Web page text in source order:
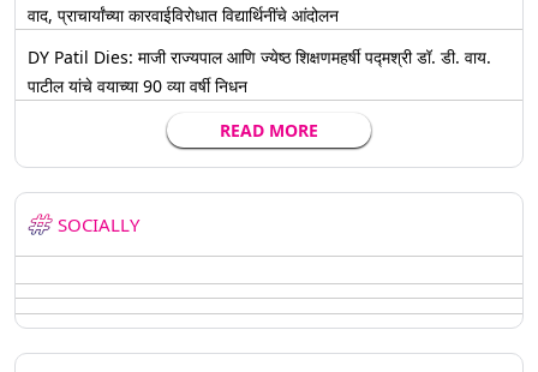
वाद, प्राचार्यांच्या कारवाईविरोधात विद्यार्थिनींचे आंदोलन
DY Patil Dies: माजी राज्यपाल आणि ज्येष्ठ शिक्षणमहर्षी पद्मश्री डॉ. डी. वाय.
पाटील यांचे वयाच्या 90 व्या वर्षी निधन
READ MORE
SOCIALLY